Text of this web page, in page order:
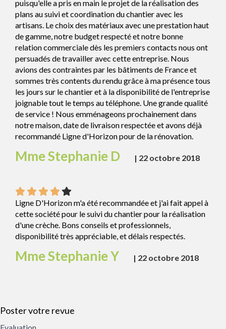
puisqu'elle a pris en main le projet de la réalisation des
plans au suivi et coordination du chantier avec les
artisans. Le choix des matériaux avec une prestation haut
de gamme, notre budget respecté et notre bonne
relation commerciale dès les premiers contacts nous ont
persuadés de travailler avec cette entreprise. Nous
avions des contraintes par les bâtiments de France et
sommes très contents du rendu grâce à ma présence tous
les jours sur le chantier et à la disponibilité de l'entreprise
joignable tout le temps au téléphone. Une grande qualité
de service ! Nous emménageons prochainement dans
notre maison, date de livraison respectée et avons déjà
recommandé Ligne d'Horizon pour de la rénovation.
Mme Stephanie D | 22 octobre 2018
Ligne D'Horizon m'a été recommandée et j'ai fait appel à
cette société pour le suivi du chantier pour la réalisation
d'une crèche. Bons conseils et professionnels,
disponibilité très appréciable, et délais respectés.
Mme Stephanie Y | 22 octobre 2018
Poster votre revue
Evaluation